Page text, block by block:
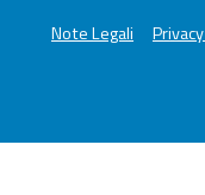
Note Legali